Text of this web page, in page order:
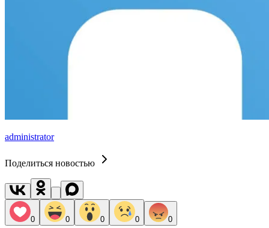
administrator
Поделиться новостью
0 0 0 0 0